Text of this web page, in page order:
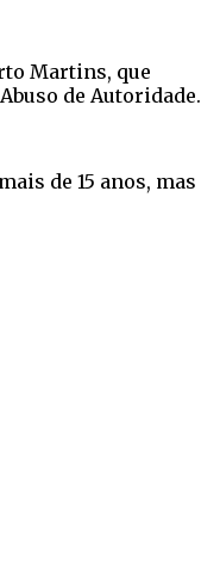
Martins, que
de Autoridade.
de 15 anos, mas